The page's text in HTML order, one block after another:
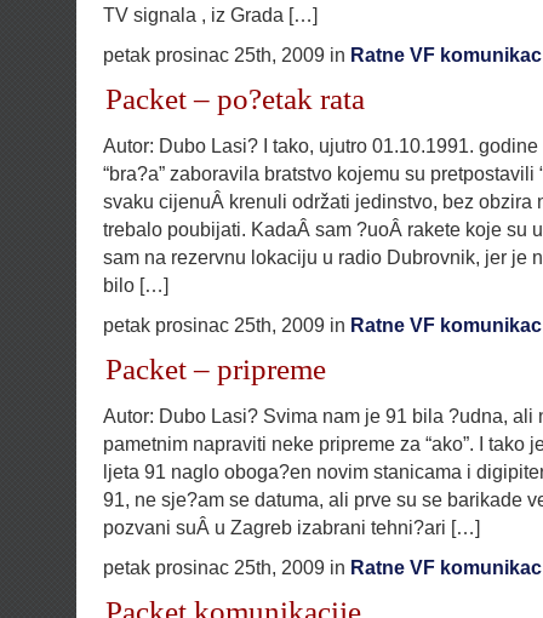
TV signala , iz Grada […]
petak prosinac 25th, 2009 in Ratne VF
Packet – po?etak rata
Autor: Dubo Lasi? I tako, ujutro 01.10.1991.
“bra?a” zaboravila bratstvo kojemu su pretpostavili
svaku cijenuÂ krenuli održati jedinstvo, bez obzira
trebalo poubijati. KadaÂ sam ?uoÂ rakete koje su
sam na rezervnu lokaciju u radio Dubrovnik, jer je
bilo […]
petak prosinac 25th, 2009 in Ratne VF
Packet – pripreme
Autor: Dubo Lasi? Svima nam je 91 bila ?udna, ali
pametnim napraviti neke pripreme za “ako”. I tako
ljeta 91 naglo oboga?en novim stanicama i
91, ne sje?am se datuma, ali prve su se barikade
pozvani suÂ u Zagreb izabrani tehni?ari […]
petak prosinac 25th, 2009 in Ratne VF
Packet komunikacije